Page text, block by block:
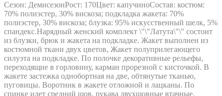
Сезон: ДемисезонРост: 170Цвет: капучиноСостав: костюм:
70% полиэстер, 30% вискоза; подкладка жакета: 70%
полиэстер, 30% вискоза; блузка: 95% искусственный шелк, 5%
спандекс.Нарядный женский комплект \"\"Латута\"\" состоит
из блузки, брюк и жакета на подкладке. Жакет выполнен из
костюмной ткани двух цветов, Жакет полуприлегающего
силуэта на подкладке. По полочке декоративные рельефы,
переходящие в горловину, карман прорезной с кисточкой. В
жакете застежка однобортная на две, обтянутые тканью,
пуговицы. Воротник в жакете отложной и лацканы. По
спинке идет средний шов, рукава двухшовные втачные.